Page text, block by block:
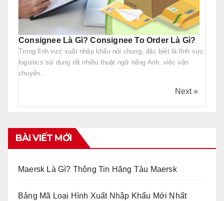
Consignee Là Gì? Consignee To Order Là Gì?
Trong lĩnh vực xuất nhập khẩu nói chung, đặc biệt là lĩnh vực
logistics sử dụng rất nhiều thuật ngữ tiếng Anh, việc vận
chuyển...
Next »
BÀI VIẾT MỚI
Maersk Là Gì? Thông Tin Hãng Tàu Maersk
Bảng Mã Loại Hình Xuất Nhập Khẩu Mới Nhất